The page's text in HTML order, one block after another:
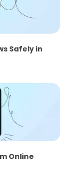
Safely in
Online